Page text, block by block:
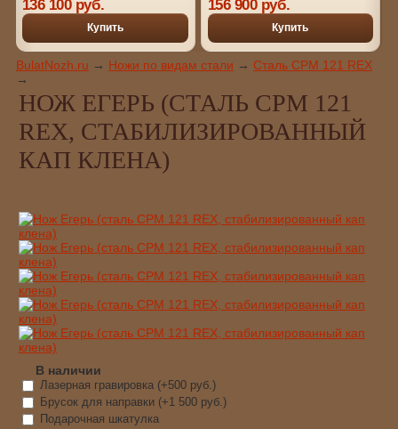
136 100 руб.
Купить
литье)
156 900 руб.
Купить
BulatNozh.ru → Ножи по видам стали → Сталь CPM 121 REX
→
НОЖ ЕГЕРЬ (СТАЛЬ CPM 121
REX, СТАБИЛИЗИРОВАННЫЙ
КАП КЛЕНА)
В наличии
Лазерная гравировка (+500 руб. )
Брусок для направки (+1 500 руб. )
Подарочная шкатулка